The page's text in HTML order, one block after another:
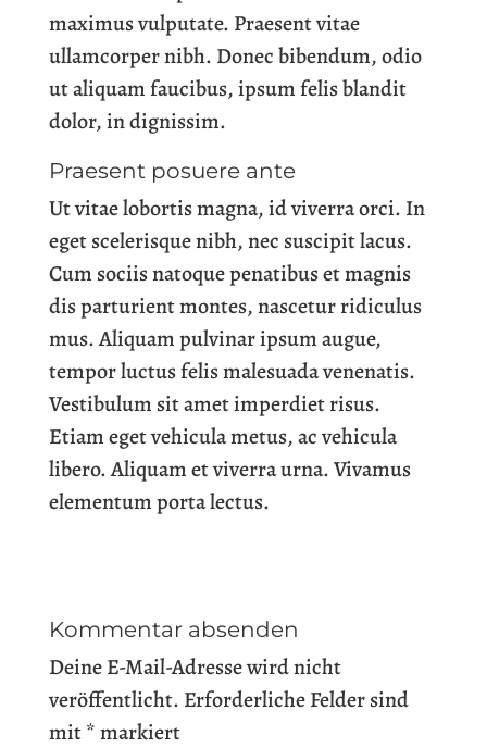
maximus vulputate. Praesent vitae
ullamcorper nibh. Donec bibendum, odio
ut aliquam faucibus, ipsum felis blandit
dolor, in dignissim.
Praesent posuere ante
Ut vitae lobortis magna, id viverra orci. In
eget scelerisque nibh, nec suscipit lacus.
Cum sociis natoque penatibus et magnis
dis parturient montes, nascetur ridiculus
mus. Aliquam pulvinar ipsum augue,
tempor luctus felis malesuada venenatis.
Vestibulum sit amet imperdiet risus.
Etiam eget vehicula metus, ac vehicula
libero. Aliquam et viverra urna. Vivamus
elementum porta lectus.
Kommentar absenden
Deine E-Mail-Adresse wird nicht
veröffentlicht. Erforderliche Felder sind
mit*markiert